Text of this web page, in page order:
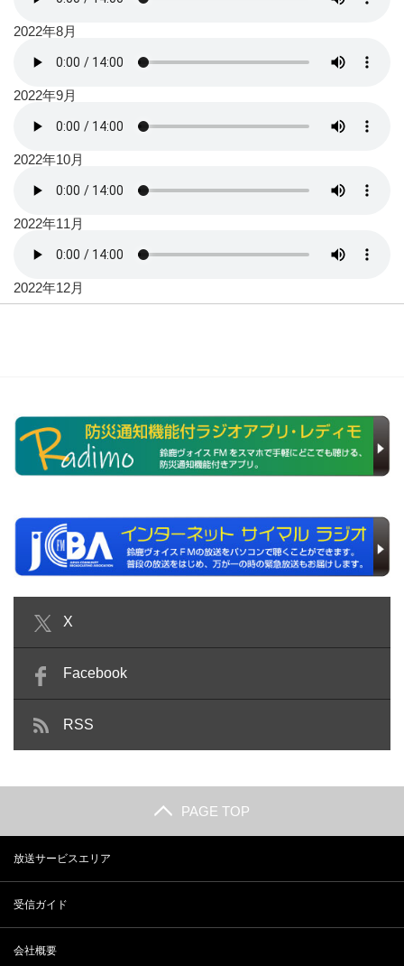
2022年8月
2022年9月
2022年10月
2022年11月
2022年12月
X
Facebook
RSS
PAGE TOP
放送サービスエリア
受信ガイド
会社概要